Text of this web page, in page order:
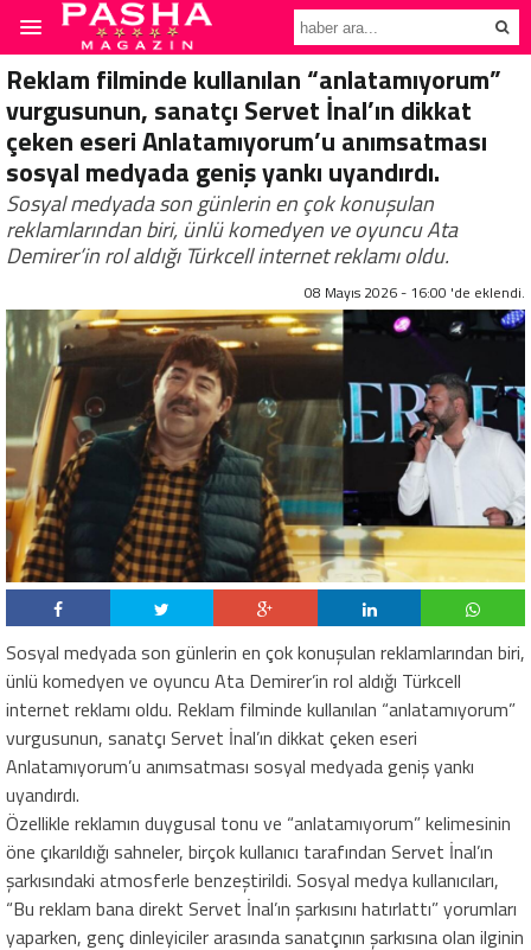
Reklam filminde kullanılan “anlatamıyorum”
vurgusunun, sanatçı Servet İnal’ın dikkat
çeken eseri Anlatamıyorum’u anımsatması
sosyal medyada geniş yankı uyandırdı.
Sosyal medyada son günlerin en çok konuşulan
reklamlarından biri, ünlü komedyen ve oyuncu Ata
Demirer’in rol aldığı Türkcell internet reklamı oldu.
08 Mayıs 2026 - 16:00 'de eklendi.
Sosyal medyada son günlerin en çok konuşulan reklamlarından biri,
ünlü komedyen ve oyuncu Ata Demirer’in rol aldığı Türkcell
internet reklamı oldu. Reklam filminde kullanılan “anlatamıyorum”
vurgusunun, sanatçı Servet İnal’ın dikkat çeken eseri
Anlatamıyorum’u anımsatması sosyal medyada geniş yankı
uyandırdı.
Özellikle reklamın duygusal tonu ve “anlatamıyorum” kelimesinin
öne çıkarıldığı sahneler, birçok kullanıcı tarafından Servet İnal’ın
şarkısındaki atmosferle benzeştirildi. Sosyal medya kullanıcıları,
“Bu reklam bana direkt Servet İnal’ın şarkısını hatırlattı” yorumları
yaparken, genç dinleyiciler arasında sanatçının şarkısına olan ilginin